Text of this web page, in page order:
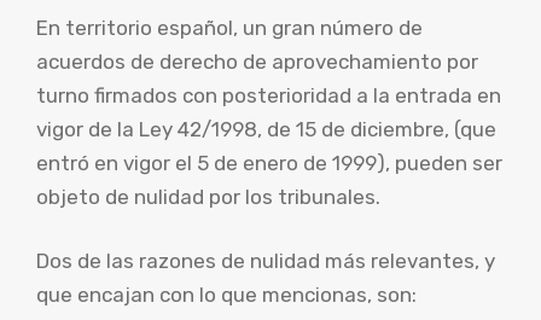
En territorio español, un gran número de
acuerdos de derecho de aprovechamiento por
turno firmados con posterioridad a la entrada en
vigor de la Ley 42/1998, de 15 de diciembre, (que
entró en vigor el 5 de enero de 1999), pueden ser
objeto de nulidad por los tribunales.
Dos de las razones de nulidad más relevantes, y
que encajan con lo que mencionas, son: